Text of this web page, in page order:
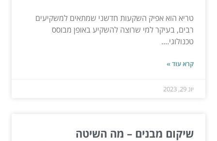
טריא הוא אפיק השקעות חדשני שמתאים למשקיעים
רבים, בעיקר למי שרוצה להשקיע באופן מבוסס
טכנולוגי....
קרא עוד »
יונ 29, 2023
שיקום מבנים – מה השיטה